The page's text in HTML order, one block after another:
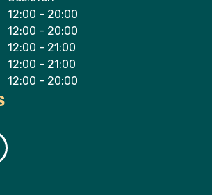
12:00 - 20:00
12:00 - 20:00
12:00 - 21:00
12:00 - 21:00
12:00 - 20:00